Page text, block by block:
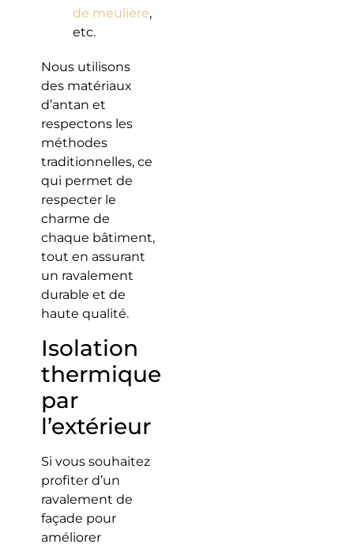
de meulière,
etc.
Nous utilisons
des matériaux
d’antan et
respectons les
méthodes
traditionnelles, ce
qui permet de
respecter le
charme de
chaque bâtiment,
tout en assurant
un ravalement
durable et de
haute qualité.
Isolation
thermique
par
l’extérieur
Si vous souhaitez
profiter d’un
ravalement de
façade pour
améliorer